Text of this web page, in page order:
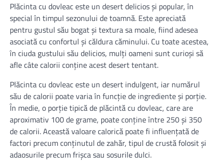
Plăcinta cu dovleac este un desert delicios și popular, în
special în timpul sezonului de toamnă. Este apreciată
pentru gustul său bogat și textura sa moale, fiind adesea
asociată cu confortul și căldura căminului. Cu toate acestea,
în ciuda gustului său delicios, mulți oameni sunt curioși să
afle câte calorii conține acest desert tentant.
Plăcinta cu dovleac este un desert indulgent, iar numărul
său de calorii poate varia în funcție de ingrediente și porție.
În medie, o porție tipică de plăcintă cu dovleac, care are
aproximativ 100 de grame, poate conține între 250 și 350
de calorii. Această valoare calorică poate fi influențată de
factori precum conținutul de zahăr, tipul de crustă folosit și
adaosurile precum frișca sau sosurile dulci.